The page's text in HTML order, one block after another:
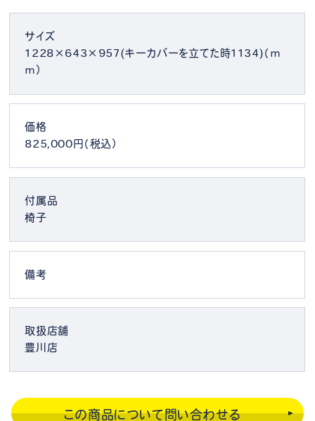
サイズ
1228×643×957(キーカバーを立てた時1134)（ｍ
ｍ）
価格
825,000円（税込）
付属品
椅子
備考
取扱店舗
豊川店
この商品について問い合わせる